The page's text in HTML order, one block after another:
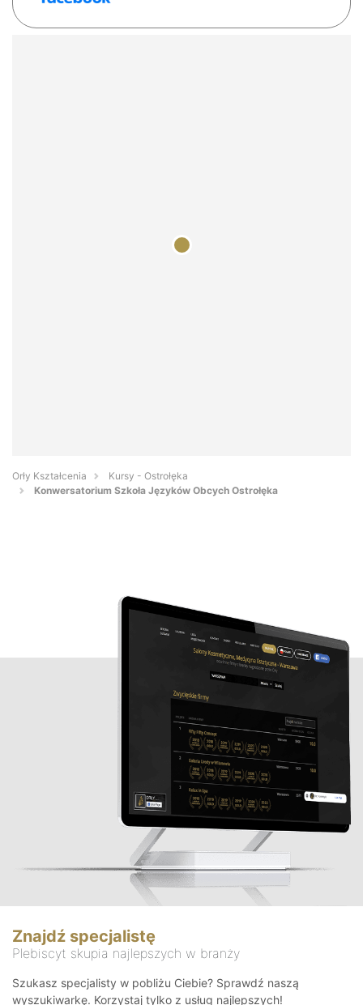
Orły Kształcenia
Kursy - Ostrołęka
Konwersatorium Szkoła Języków Obcych Ostrołęka
Znajdź specjalistę
Plebiscyt skupia najlepszych w branży
Szukasz specjalisty w pobliżu Ciebie? Sprawdź naszą
wyszukiwarkę. Korzystaj tylko z usług najlepszych!